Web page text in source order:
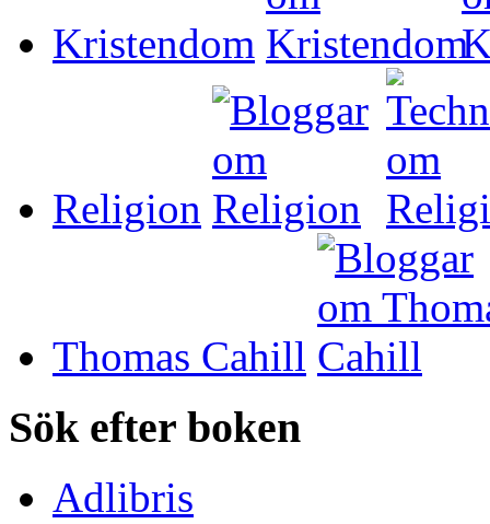
Kristendom
Religion
Thomas Cahill
Sök efter boken
Adlibris